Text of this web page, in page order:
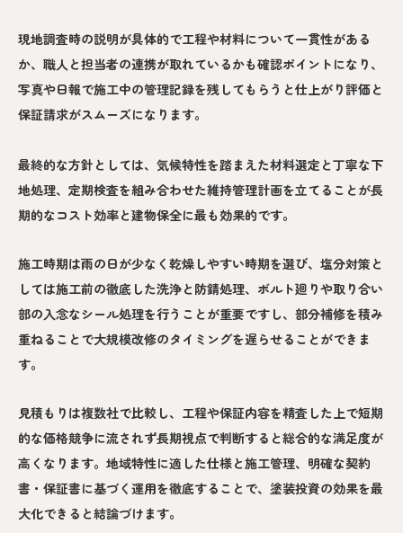
現地調査時の説明が具体的で工程や材料について一貫性がある
か、職人と担当者の連携が取れているかも確認ポイントになり、
写真や日報で施工中の管理記録を残してもらうと仕上がり評価と
保証請求がスムーズになります。
最終的な方針としては、気候特性を踏まえた材料選定と丁寧な下
地処理、定期検査を組み合わせた維持管理計画を立てることが長
期的なコスト効率と建物保全に最も効果的です。
施工時期は雨の日が少なく乾燥しやすい時期を選び、塩分対策と
しては施工前の徹底した洗浄と防錆処理、ボルト廻りや取り合い
部の入念なシール処理を行うことが重要ですし、部分補修を積み
重ねることで大規模改修のタイミングを遅らせることができま
す。
見積もりは複数社で比較し、工程や保証内容を精査した上で短期
的な価格競争に流されず長期視点で判断すると総合的な満足度が
高くなります。地域特性に適した仕様と施工管理、明確な契約
書・保証書に基づく運用を徹底することで、塗装投資の効果を最
大化できると結論づけます。